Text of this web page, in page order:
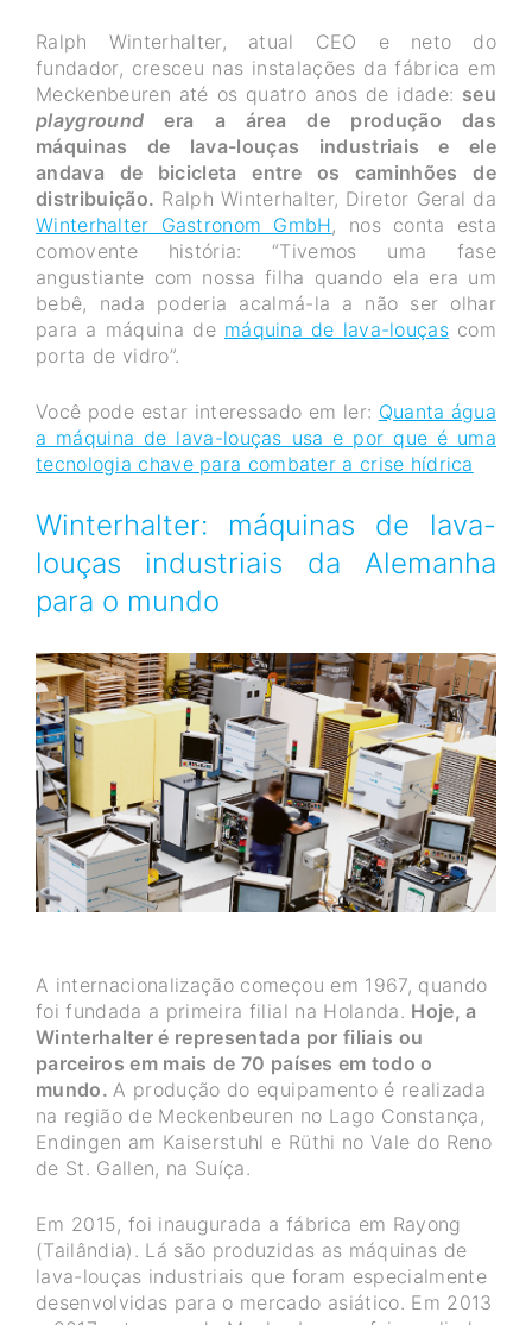
Ralph Winterhalter, atual CEO e neto do
fundador, cresceu nas instalações da fábrica em
Meckenbeuren até os quatro anos de idade: seu
playgroundera a área de produção das
máquinas de lava-louças industriais e ele
andava de bicicleta entre os caminhões de
distribuição. Ralph Winterhalter, Diretor Geral da
Winterhalter Gastronom GmbH, nos conta esta
comovente história: “Tivemos uma fase
angustiante com nossa filha quando ela era um
bebê, nada poderia acalmá-la a não ser olhar
para a máquina de máquina de lava-louçascom
porta de vidro”.
Você pode estar interessado em ler: Quanta água
a máquina de lava-louças usa e por que é uma
tecnologia chave para combater a crise hídrica
Winterhalter: máquinas de lava-
louças industriais da Alemanha
para o mundo
A internacionalização começou em 1967, quando
foi fundada a primeira filial na Holanda. Hoje, a
Winterhalter é representada por filiais ou
parceiros em mais de 70 países em todo o
mundo. A produção do equipamento é realizada
na região de Meckenbeuren no Lago Constança,
Endingen am Kaiserstuhl e Rüthi no Vale do Reno
de St. Gallen, na Suíça.
Em 2015, foi inaugurada a fábrica em Rayong
(Tailândia). Lá são produzidas as máquinas de
lava-louças industriais que foram especialmente
desenvolvidas para o mercado asiático. Em 2013